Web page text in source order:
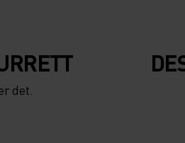
det.